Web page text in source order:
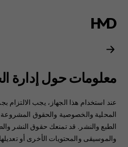
دليل
مستخدم
Nokia
G21
معلومات حول إدارة
عند استخدام هذا الجهاز، ‏‫يجب الالتزام
المحلية والخصوصية والحقوق
الطبع والنشر. قد تمنعك حقوق النشر
والموسيقى والمحتويات الأخرى أو تعديلها